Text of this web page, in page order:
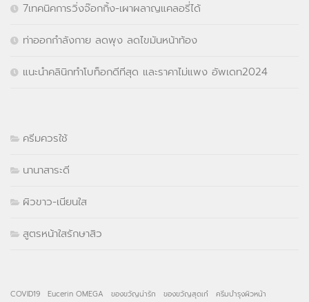
7เทคนิคการวิ่งจ๊อกกิ้ง-เผาผลาญแคลอรี่ได้
ท่าออกกำลังกาย ลดพุง ลดไขมันหน้าท้อง
แนะนำคลินิกทำโบท็อกดีทีสุด และราคาไม่แพง อัพเดท2024
ครีมควรใช้
นานาสาระดี
ผิวขาว-เนียนใส
สูตรหน้าใสรักษาสิว
COVID19 Eucerin OMEGA ของขวัญน่ารัก ของขวัญสุดเก๋
ครีมบำรุงผิวหน้า